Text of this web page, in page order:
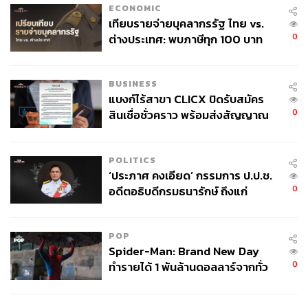
ECONOMIC
เทียบรายจ่ายบุคลากรรัฐ ไทย vs.
ต่างประเทศ: พบภาษีทุก 100 บาท
0
BUSINESS
แบงก์ไร้สาขา CLICX ปิดรับสมัคร
สินเชื่อชั่วคราว พร้อมส่งสัญญาณ
0
POLITICS
‘ประภาศ คงเอียด’ กรรมการ ป.ป.ช.
อดีตอธิบดีกรมธนารักษ์ ถึงแก่
0
POP
Spider-Man: Brand New Day
ทำรายได้ 1 พันล้านดอลลาร์จากทั่ว
0